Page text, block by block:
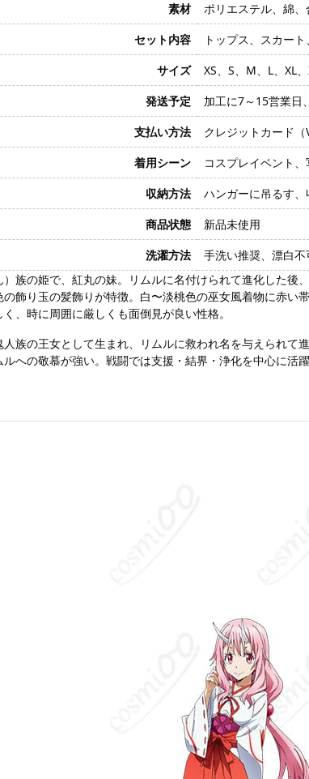
素材
ポリエステル、綿
セット内容
トップス、スカー
サイズ
XS、S、M、L、XL
発送予定
加工に7～15営業日
支払い方法
クレジットカード
着用シーン
コスプレイベント
収納方法
ハンガーに吊るす
商品状態
新品未使用
洗濯方法
手洗い推奨、漂白不
族の姫で、紅丸の妹。リムルに名付けられて進化した後
飾り玉の髪飾りが特徴。白〜淡桃色の巫女風着物に赤
、時に周囲に厳しくも面倒見が良い性格。
人族の王女として生まれ、リムルに救われ名を与えられ
への敬慕が強い。戦闘では支援・結界・浄化を中心に活